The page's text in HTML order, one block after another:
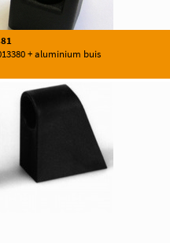
+ aluminium buis